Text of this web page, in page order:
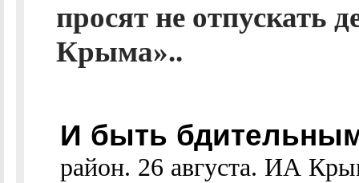
просят не отпускать
Крыма»..
И быть
район. 26 августа. ИА